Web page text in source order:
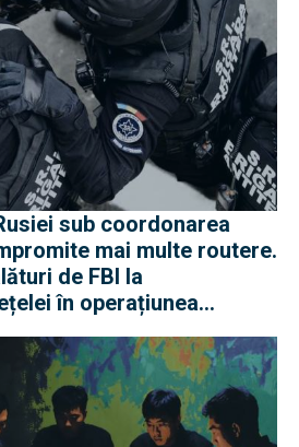
sub coordonarea
mai multe routere.
de FBI la
în operațiunea